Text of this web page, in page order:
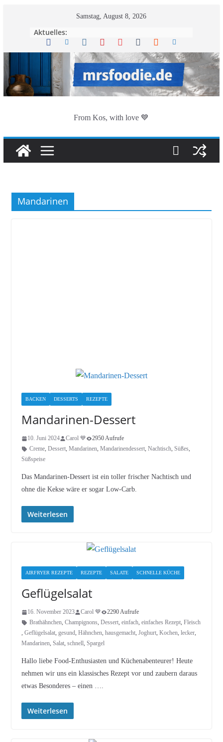
Samstag, August 8, 2026
Aktuelles:
From Kos, with love 💙
Mandarinen
BACKEN DESSERTS REZEPTE
Mandarinen-Dessert
10. Juni 2024 Carol 💙
2950 Aufrufe
Creme, Dessert, Mandarinen, Mandarinendessert, Nachtisch, Süßes,
Süßspeise
Das Mandarinen-Dessert ist ein toller frischer Nachtisch und
ohne die Kekse wäre er sogar Low-Carb.
Weiterlesen
AIRFRYER REZEPTE REZEPTE SALATE SCHNELLE KÜCHE
Geflügelsalat
16. November 2023 Carol 💙
2290 Aufrufe
Brathähnchen, Champignons, Dessert, einfach, einfaches Rezept, Fleisch
, Geflügelsalat, gesund, Hähnchen, hausgemacht, Joghurt, Kochen, lecker,
Mandarinen, Salat, schnell, Spargel
Hallo liebe Food-Enthusiasten und Küchenabenteurer! Heute
nehmen wir uns ein klassisches Rezept vor und zaubern daraus
etwas Besonderes – einen ….
Weiterlesen